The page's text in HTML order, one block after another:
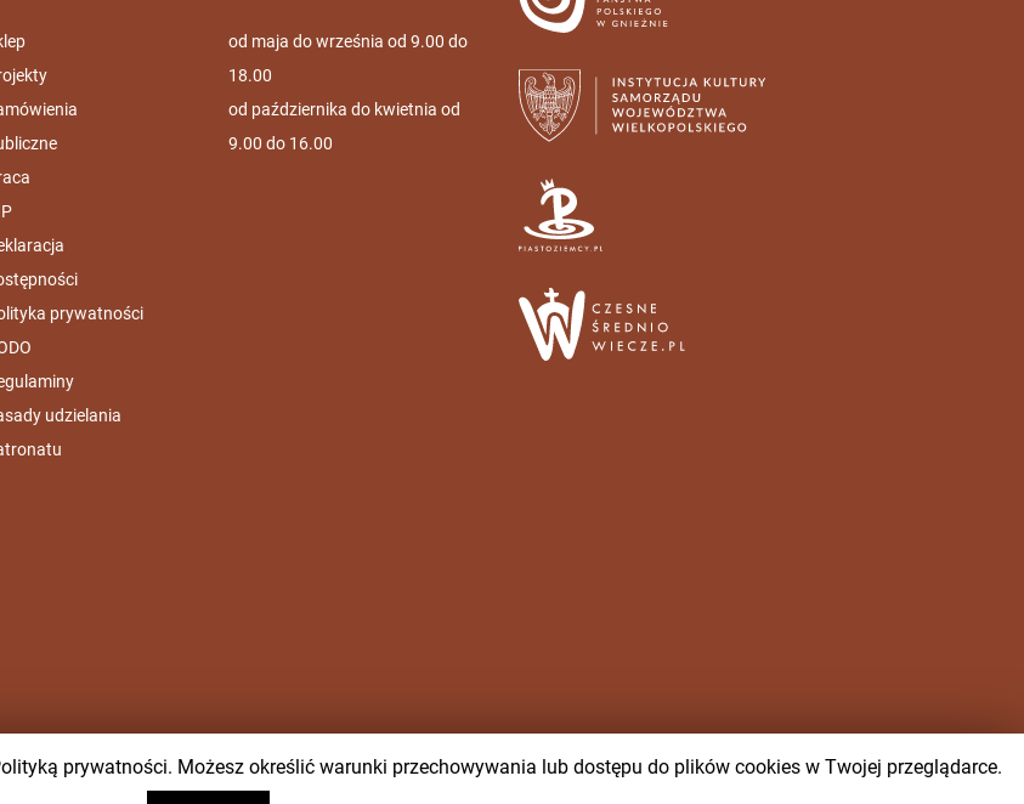
prywatności
udzielania
od maja do września od 9.00 do
18.00
od października do kwietnia od
9.00 do 16.00
prywatności. Możesz określić warunki przechowywania lub dostępu do plików cookies w Twojej przeglądarce.